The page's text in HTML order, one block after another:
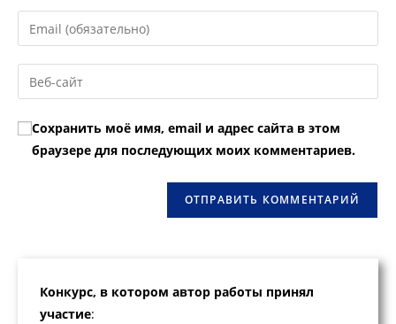
имя
или
пользователя,
чтобы
прокомментировать
Введите
свой
email-
адрес,
прокомментировать
Введите
URL
вашего
веб-
сайта
Сохранить моё имя, email и адрес сайта в этом
браузере для последующих моих комментариев.
Конкурс, в котором автор работы принял
участие: